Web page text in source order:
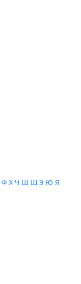
Ф Х Ч Ш Щ Э Ю Я